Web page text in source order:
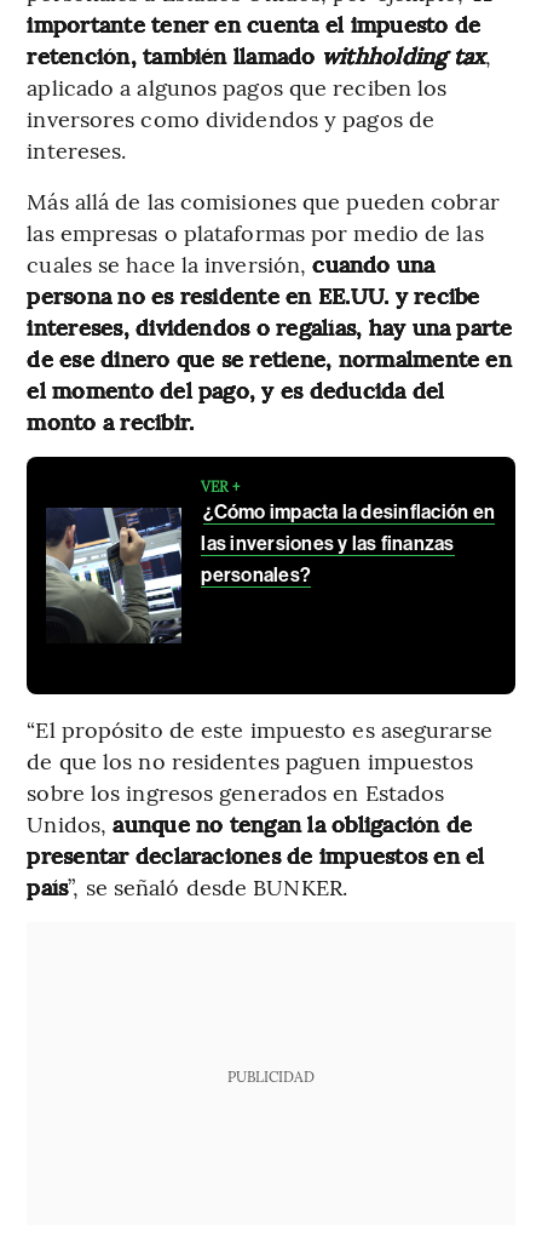
importante tener en cuenta el impuesto de
retención, también llamado withholding tax,
aplicado a algunos pagos que reciben los
inversores como dividendos y pagos de
intereses.
Más allá de las comisiones que pueden cobrar
las empresas o plataformas por medio de las
cuales se hace la inversión,cuando una
persona no es residente en EE.UU. y recibe
intereses, dividendos o regalías, hay una parte
de ese dinero que se retiene, normalmente en
el momento del pago, y es deducida del
monto a recibir.
VER +
¿Cómo impacta la desinflación en
las inversiones y las finanzas
personales?
“El propósito de este impuesto es asegurarse
de que los no residentes paguen impuestos
sobre los ingresos generados en Estados
Unidos, aunque no tengan la obligación de
presentar declaraciones de impuestos en el
país”, se señaló desde BUNKER.
PUBLICIDAD